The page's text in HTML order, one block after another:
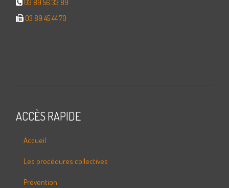
03 89 56 33 89
03 89 45 44 70
ACCÈS RAPIDE
Accueil
Les procédures collectives
Prévention